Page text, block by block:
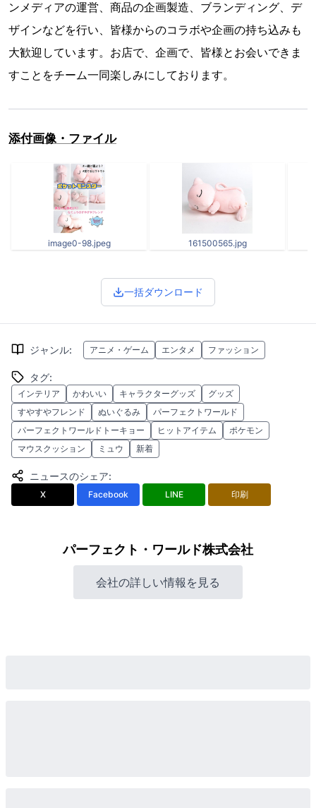
ンメディアの運営、商品の企画製造、ブランディング、デ
ザインなどを行い、皆様からのコラボや企画の持ち込みも
大歓迎しています。お店で、企画で、皆様とお会いできま
すことをチーム一同楽しみにしております。
添付画像・ファイル
image0-98.jpeg 161500565.jpg
一括ダウンロード
ジャンル: アニメ・ゲーム エンタメ ファッション
タグ:
インテリア かわいい キャラクターグッズ
グッズ
すやすやフレンド
ぬいぐるみ
パーフェクトワールド
パーフェクトワールドトーキョー
ヒットアイテム
ポケモン
マウスクッション
ミュウ 新着
ニュースのシェア:
X Facebook LINE 印刷
パーフェクト・ワールド株式会社
会社の詳しい情報を見る